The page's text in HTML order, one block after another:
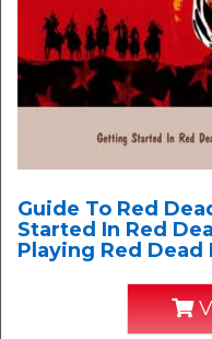
Guide To Red
Started In Red
Playing Red